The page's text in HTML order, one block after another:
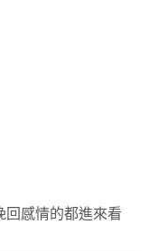
感情的都進來看